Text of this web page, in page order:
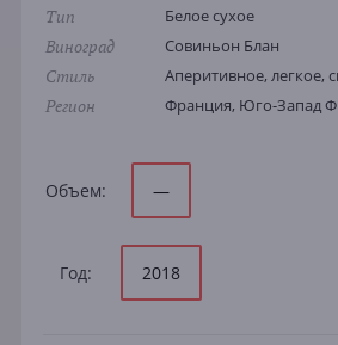
Тип Белое сухое
Виноград Совиньон Блан
Стиль Аперитивное, легкое,
Регион Франция, Юго-Запад
Объем: —
Год: 2018